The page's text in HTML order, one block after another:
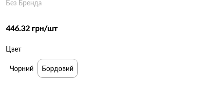
Без Бренда
446.32 грн/шт
Цвет
Чорний Бордовий